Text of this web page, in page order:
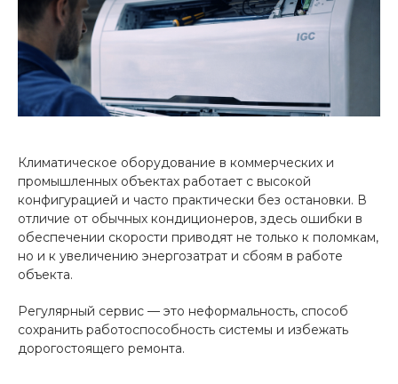
Климатическое оборудование в коммерческих и
промышленных объектах работает с высокой
конфигурацией и часто практически без остановки. В
отличие от обычных кондиционеров, здесь ошибки в
обеспечении скорости приводят не только к поломкам,
но и к увеличению энергозатрат и сбоям в работе
объекта.
Регулярный сервис — это неформальность, способ
сохранить работоспособность системы и избежать
дорогостоящего ремонта.